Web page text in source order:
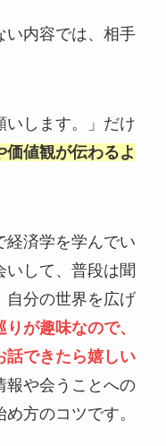
い内容では、相手
いします。」だけ
価値観が伝わるよ
経済学を学んでい
いして、普段は聞
自分の世界を広げ
りが趣味なので、
話できたら嬉しい
報や会うことへの
方のコツです。